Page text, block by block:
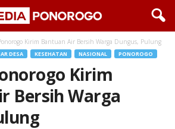
Kirim Bantuan Air Bersih Warga Dungus, Pulung
DESA KESEHATAN NASIONAL PONOROGO
Kirim
Bersih Warga